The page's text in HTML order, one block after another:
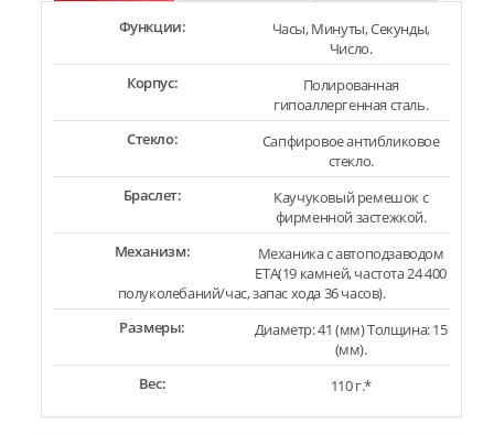
Функции:
Часы, Минуты, Секунды,
Число.
Корпус:
Полированная
гипоаллергенная сталь.
Стекло:
Сапфировое антибликовое
стекло.
Браслет:
Каучуковый ремешок с
фирменной застежкой.
Механизм:
Механика с автоподзаводом
ETA(19 камней, частота 24 400
полуколебаний/час, запас хода 36 часов).
Размеры:
Диаметр: 41 (мм) Толщина: 15
(мм).
Вес:
110 г.*